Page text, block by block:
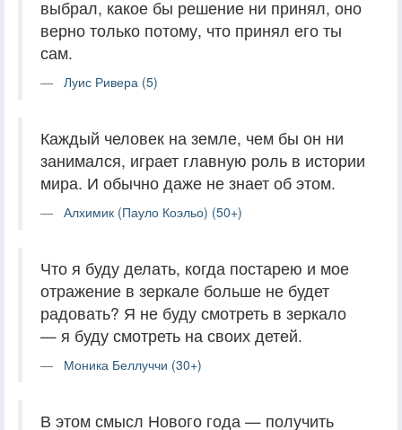
выбрал, какое бы решение ни принял, оно
верно только потому, что принял его ты
сам.
Луис Ривера (5)
Каждый человек на земле, чем бы он ни
занимался, играет главную роль в истории
мира. И обычно даже не знает об этом.
Алхимик (Пауло Коэльо) (50+)
Что я буду делать, когда постарею и мое
отражение в зеркале больше не будет
радовать? Я не буду смотреть в зеркало
— я буду смотреть на своих детей.
Моника Беллуччи (30+)
В этом смысл Нового года — получить